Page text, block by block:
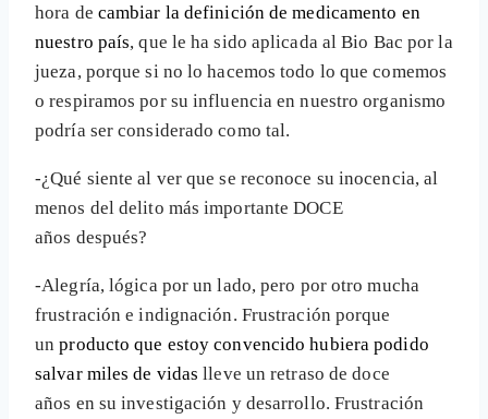
hora de cambiar la definición de medicamento en
nuestro país, que le ha sido aplicada al Bio Bac por la
jueza, porque si no lo hacemos todo lo que comemos
o respiramos por su influencia en nuestro organismo
podría ser considerado como tal.
-¿Qué siente al ver que se reconoce su inocencia, al
menos del delito más importante DOCE
años después?
-Alegría, lógica por un lado, pero por otro mucha
frustración e indignación. Frustración porque
unproducto que estoy convencido hubiera podido
salvar miles de vidas lleve un retraso de doce
años en su investigación y desarrollo. Frustración